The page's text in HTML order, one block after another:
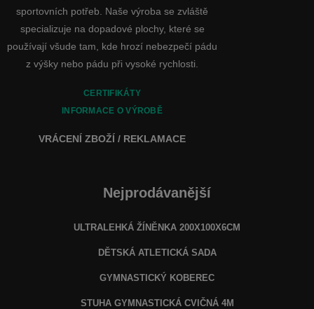
sportovních potřeb. Naše výroba se zvláště
specializuje na dopadové plochy, které se
používají všude tam, kde hrozí nebezpečí pádu
z výšky nebo pádu při vysoké rychlosti.
CERTIFIKÁTY
INFORMACE O VÝROBĚ
VRÁCENÍ ZBOŽÍ / REKLAMACE
Nejprodávanější
ULTRALEHKÁ ŽÍNĚNKA 200X100X6CM
DĚTSKÁ ATLETICKÁ SADA
GYMNASTICKÝ KOBEREC
STUHA GYMNASTICKÁ CVIČNÁ 4M